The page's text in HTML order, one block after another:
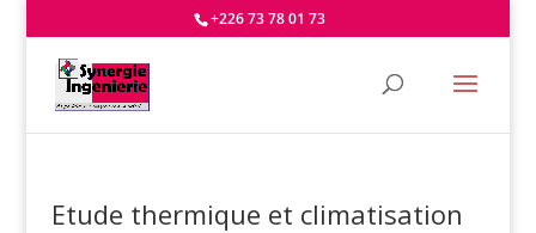
+226 73 78 01 73
Etude thermique et climatisation